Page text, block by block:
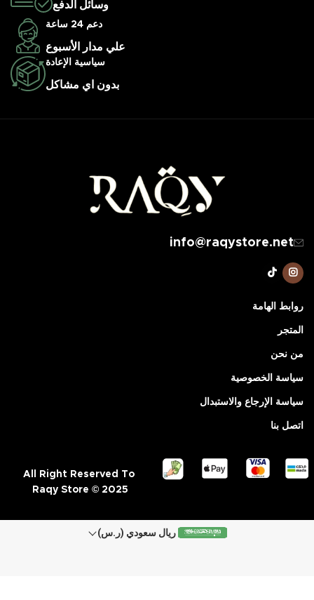
وسائل الدفع
دعم 24 ساعة
علي مدار الأسبوع
سياسية الإعادة
بدون اي مشاكل
info@raqystore.net
روابط الهامة
المتجر
من نحن
سياسة الخصوصية
سياسة الإرجاع والاستبدال
اتصل بنا
All Right Reserved To
Raqy Store © 2025
ريال سعودي (ر.س)